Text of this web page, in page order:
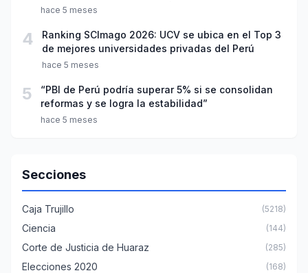
año escolar 2026
hace 5 meses
4
Ranking SCImago 2026: UCV se ubica en el Top 3
de mejores universidades privadas del Perú
hace 5 meses
5
“PBI de Perú podría superar 5% si se consolidan
reformas y se logra la estabilidad”
hace 5 meses
Secciones
Caja Trujillo (5218)
Ciencia (144)
Corte de Justicia de Huaraz (285)
Elecciones 2020 (168)